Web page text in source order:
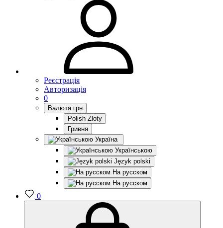
Реєстрація
Авторизація
0
Валюта грн
Polish Zloty
Гривня
Україна
Українською
Język polski
На русском
На русском
0